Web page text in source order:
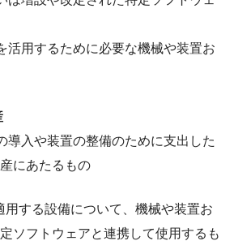
活用するために必要な機械や装置お
導入や装置の整備のために支出した
にあたるもの
用する設備について、機械や装置お
ソフトウェアと連携して使用するも